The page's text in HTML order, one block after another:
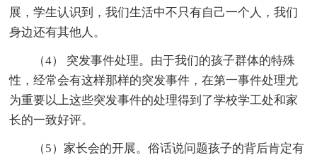
展，学生认识到，我们生活中不只有自己一个人，我们
身边还有其他人。
（4） 突发事件处理。由于我们的孩子群体的特殊
性，经常会有这样那样的突发事件，在第一事件处理尤
为重要以上这些突发事件的处理得到了学校学工处和家
长的一致好评。
（5）家长会的开展。俗话说问题孩子的背后肯定有